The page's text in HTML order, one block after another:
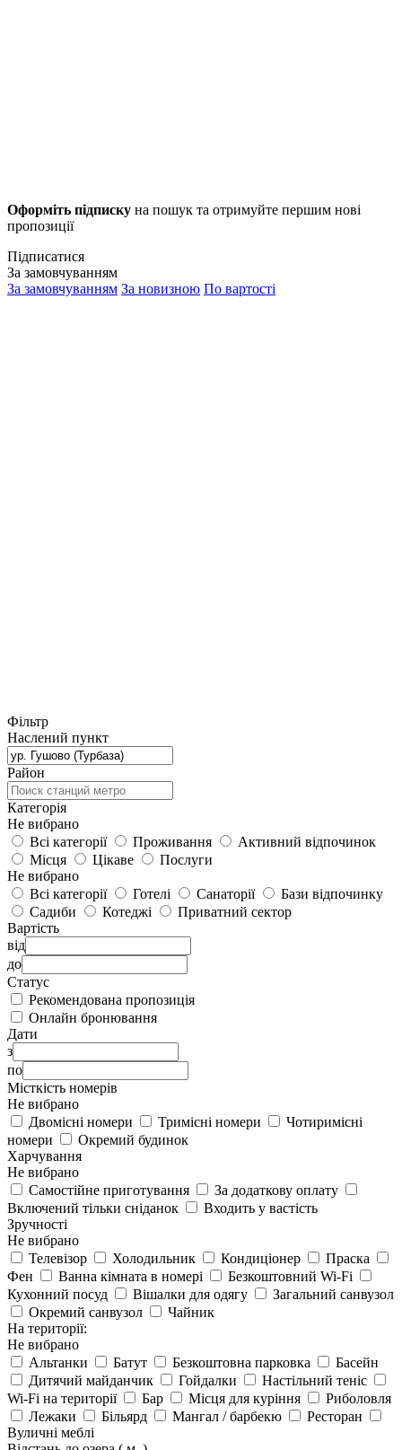
Оформіть підписку на пошук та отримуйте першим нові
пропозиції
Підписатися
За замовчуванням
За замовчуванням За новизною По вартості
Фільтр
Наслений пункт
Район
Категорія
Не вибрано
Всі категорії
Проживання
Активний відпочинок
Місця
Цікаве
Послуги
Не вибрано
Всі категорії
Готелі Санаторії
Бази відпочинку
Садиби
Котеджі
Приватний сектор
Вартість
від
до
Статус
Рекомендована пропозиція
Онлайн бронювання
Дати
з
по
Місткість номерів
Не вибрано
Двомісні номери
Тримісні номери
Чотиримісні
номери
Окремий будинок
Харчування
Не вибрано
Самостійне приготування
За додаткову оплату
Включений тільки сніданок
Входить у вастість
Зручності
Не вибрано
Телевізор
Холодильник Кондиціонер
Праска
Фен
Ванна кімната в номері
Безкоштовний Wi-Fi
Кухонний посуд
Вішалки для одягу
Загальний санвузол
Окремий санвузол
Чайник
На території:
Не вибрано
Альтанки
Батут Безкоштовна парковка
Басейн
Дитячий майданчик
Гойдалки
Настільний теніс
Wi-Fi на території
Бар Місця для куріння
Риболовля
Лежаки
Більярд Мангал / барбекю
Ресторан
Вуличні меблі